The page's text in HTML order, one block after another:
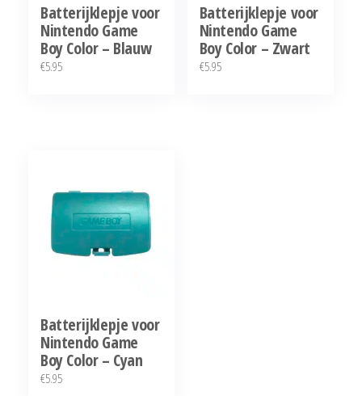
Batterijklepje voor
Nintendo Game
Boy Color – Blauw
€5.95
Batterijklepje voor
Nintendo Game
Boy Color – Zwart
€5.95
Batterijklepje voor
Nintendo Game
Boy Color – Cyan
€5.95